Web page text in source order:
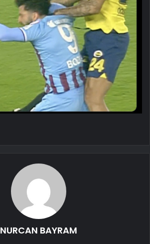
NURCAN BAYRAM